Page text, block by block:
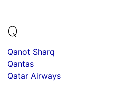
Q
Qanot Sharq
Qantas
Qatar Airways